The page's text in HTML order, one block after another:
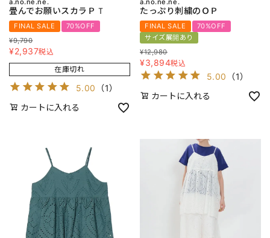
a.no.ne.ne.
畳んでお願いスカラＰＴ
FINAL SALE
70%OFF
¥9,790
¥2,937税込
在庫切れ
5.00 （1）
カートに入れる
a.no.ne.ne.
たっぷり刺繍のＯＰ
FINAL SALE
70%OFF
サイズ展開あり
¥12,980
¥3,894税込
5.00 （1）
カートに入れる